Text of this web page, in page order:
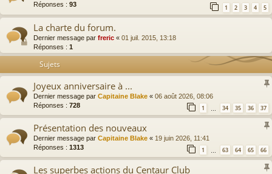
Réponses : 93 1 2 3 4 5
La charte du forum.
Dernier message par freric « 01 juil. 2015, 13:18
Réponses : 1
Sujets
Joyeux anniversaire à ...
Dernier message par Capitaine Blake « 06 août 2026, 08:06
Réponses : 728 1 … 34 35 36 37
Présentation des nouveaux
Dernier message par Capitaine Blake « 19 juin 2026, 11:41
Réponses : 1313 1 … 63 64 65 66
Les superbes actions du Centaur Club